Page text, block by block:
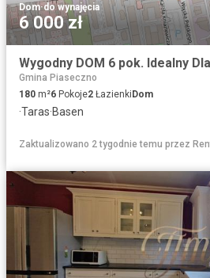
Dom·do wynajęcia
6 000 zł
Wygodny DOM 6 pok. Idealny
Gmina Piaseczno
180 m²6 Pokoje2 Łazienki Dom
·Taras·Basen
Zaktualizowano 2 tygodnie temu przez